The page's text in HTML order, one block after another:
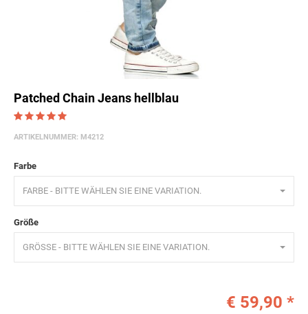
Patched Chain Jeans hellblau
ARTIKELNUMMER: M4212
Farbe
FARBE - BITTE WÄHLEN SIE EINE VARIATION.
Größe
GRÖSSE - BITTE WÄHLEN SIE EINE VARIATION.
€ 59,90 *